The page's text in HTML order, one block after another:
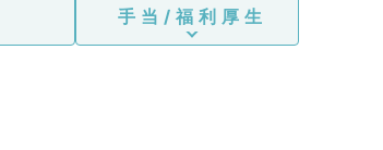
手当/福利厚生